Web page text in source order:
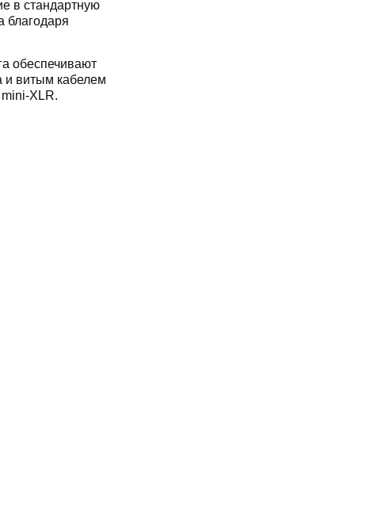
в стандартную
благодаря
обеспечивают
и витым кабелем
XLR.